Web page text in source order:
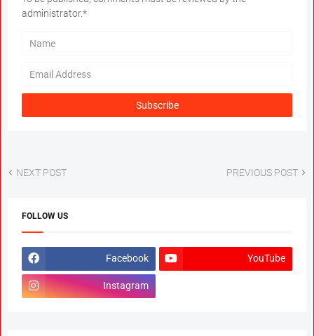
administrator.*
NEXT POST PREVIOUS POST
FOLLOW US
Facebook YouTube
Instagram